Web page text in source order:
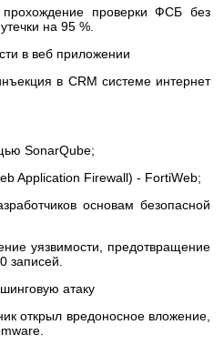
проверки ФСБ без
на 95 %.
в веб приложении
в CRM системе интернет
SonarQube;
Firewall) - FortiWeb;
основам безопасной
уязвимости, предотвращение
записей.
атаку
вредоносное вложение,